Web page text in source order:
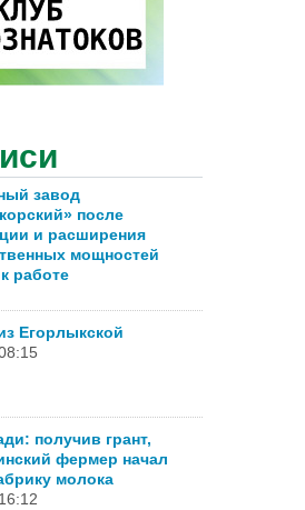
завод
после
и расширения
мощностей
работе
Егорлыкской
получив грант,
фермер начал
молока